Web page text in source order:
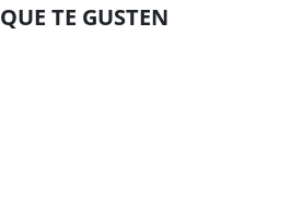
TE GUSTEN